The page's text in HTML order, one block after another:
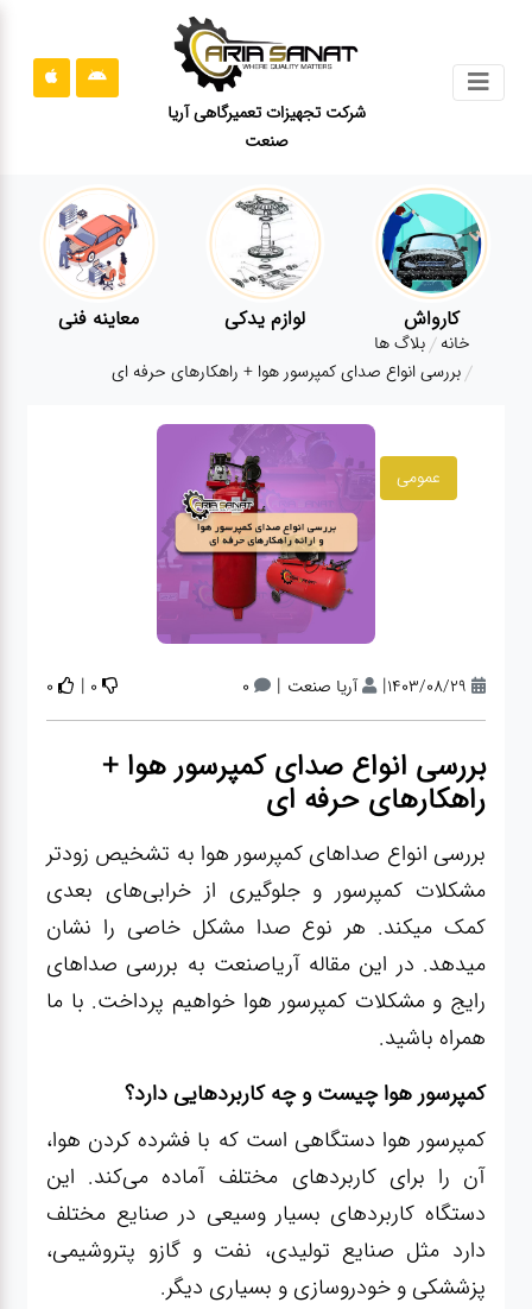
شرکت تجهیزات تعمیرگاهی آریا
صنعت
قوانین
سایت
ارتباط
درباره
جلوبندی
برق و
دیاگ
و نقاشی
کارواش
لوازم
یدکی
کارواش لوازم یدکی معاینه فنی
خانه بلاگ ها
بررسی انواع صدای کمپرسور هوا + راهکارهای حرفه ای
عمومی
1403/08/29
| آریا صنعت |
0
0
|
0
بررسی انواع صدای کمپرسور هوا +
راهکارهای حرفه ای
بررسی انواع صداهای کمپرسور هوا به تشخیص زودتر
مشکلات کمپرسور و جلوگیری از خرابی‌های بعدی
کمک میکند. هر نوع صدا مشکل خاصی را نشان
میدهد. در این مقاله آریاصنعت به بررسی صداهای
رایج و مشکلات کمپرسور هوا خواهیم پرداخت. با ما
همراه باشید.
کمپرسور هوا چیست و چه کاربردهایی دارد؟
کمپرسور هوا دستگاهی است که با فشرده کردن هوا،
آن را برای کاربردهای مختلف آماده می‌کند. این
دستگاه کاربردهای بسیار وسیعی در صنایع مختلف
دارد مثل صنایع تولیدی، نفت و گازو پتروشیمی،
پزششکی و خودروسازی و بسیاری دیگر.